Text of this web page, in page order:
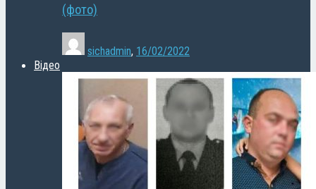
(фото)
sichadmin, 16/02/2022
Відео